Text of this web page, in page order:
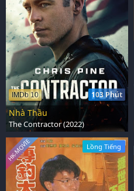
103 Phút
IMDb 10
Nhà Thầu
The Contractor (2022)
Lồng Tiếng
HK-MOVIE